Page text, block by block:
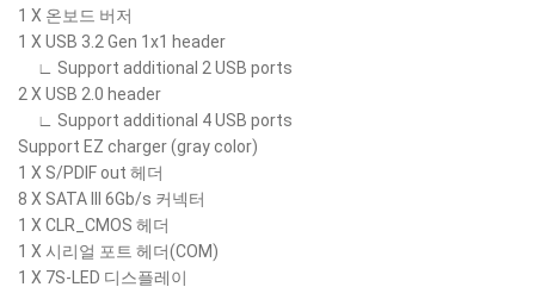
1 X 온보드 버저
1 X USB 3.2 Gen 1x1 header
∟ Support additional 2 USB ports
2 X USB 2.0 header
∟ Support additional 4 USB ports
Support EZ charger (gray color)
1 X S/PDIF out 헤더
8 X SATA III 6Gb/s 커넥터
1 X CLR_CMOS 헤더
1 X 시리얼 포트 헤더(COM)
1 X 7S-LED 디스플레이